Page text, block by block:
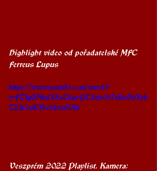
Highlight video od pořadatelské MFC
Ferreus Lupus
https://www.youtube.com/watch?
v=FZJgGNbd3Ao&list=PL3z60h7sRwNeXyb
T2ItOnRJ9Ol8czr5Ah
Veszprém 2022 Playlist, Kamera: